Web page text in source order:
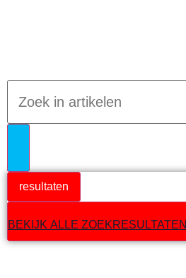
resultaten
BEKIJK ALLE ZOEKRESULTATEN